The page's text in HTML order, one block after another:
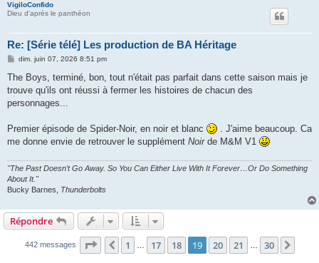
VigiloConfido
Dieu d'après le panthéon
Re: [Série télé] Les production de BA Héritage
M
s
a
g
dim. juin 07, 2026 8:51 pm
The Boys, terminé, bon, tout n'était pas parfait dans cette saison mais je
trouve qu'ils ont réussi à fermer les histoires de chacun des
personnages...
Premier épisode de Spider-Noir, en noir et blanc
. J'aime beaucoup. Ca
me donne envie de retrouver le supplément Noirde M&M V1
"The Past Doesn’t Go Away. So You Can Either Live With It Forever…Or Do Something
About It."
Bucky Barnes, Thunderbolts
Répondre
442 messages Page 19 sur 30
Précédent
1 17 18 19 20 21 30